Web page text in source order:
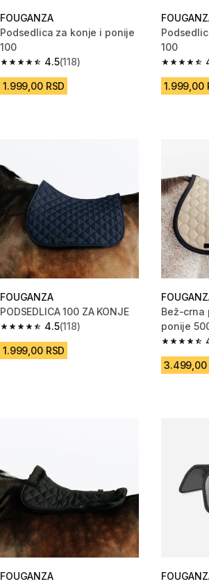
FOUGANZA
Podsedlica za konje i ponije
100
4.5
4.5 od 5 zvezdica from 118 Recenzije
(118)
1.999,00 RSD
100
4.5 od 5
1.999,00
FOUGANZA
PODSEDLICA 100 ZA KONJE
4.5
4.5 od 5 zvezdica from 118 Recenzije
(118)
1.999,00 RSD
Bež-crna
ponije
4.7 od 5
3.499,00
FOUGANZA